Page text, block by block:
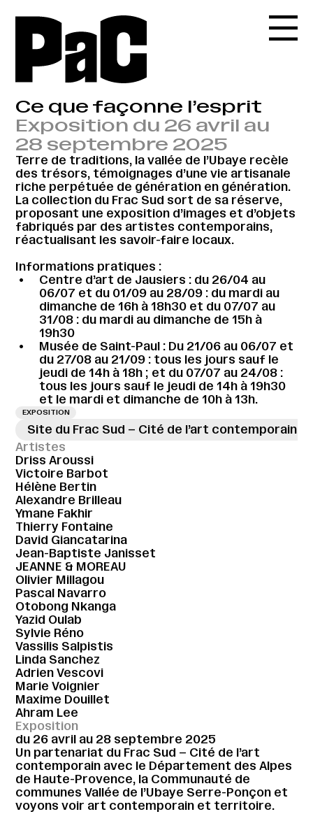
Ce que façonne l’esprit
Exposition du 26 avril au
28 septembre 2025
Terre de traditions, la vallée de l’Ubaye recèle
des trésors, témoignages d’une vie artisanale
riche perpétuée de génération en génération.
La collection du Frac Sud sort de sa réserve,
proposant une exposition d’images et d’objets
fabriqués par des artistes contemporains,
réactualisant les savoir-faire locaux.
Informations pratiques :
Centre d’art de Jausiers : du 26/04 au
06/07 et du 01/09 au 28/09 : du mardi au
dimanche de 16h à 18h30 et du 07/07 au
31/08 : du mardi au dimanche de 15h à
19h30
Musée de Saint-Paul : Du 21/06 au 06/07 et
du 27/08 au 21/09 : tous les jours sauf le
jeudi de 14h à 18h ; et du 07/07 au 24/08 :
tous les jours sauf le jeudi de 14h à 19h30
et le mardi et dimanche de 10h à 13h.
EXPOSITION
Site du Frac Sud – Cité de l’art contemporain
Artistes
Driss Aroussi
Victoire Barbot
Hélène Bertin
Alexandre Brilleau
Ymane Fakhir
Thierry Fontaine
David Giancatarina
Jean-Baptiste Janisset
JEANNE & MOREAU
Olivier Millagou
Pascal Navarro
Otobong Nkanga
Yazid Oulab
Sylvie Réno
Vassilis Salpistis
Linda Sanchez
Adrien Vescovi
Marie Voignier
Maxime Douillet
Ahram Lee
Exposition
du 26 avril au 28 septembre 2025
Un partenariat du Frac Sud – Cité de l’art
contemporain avec le Département des Alpes
de Haute-Provence, la Communauté de
communes Vallée de l’Ubaye Serre-Ponçon et
voyons voir art contemporain et territoire.